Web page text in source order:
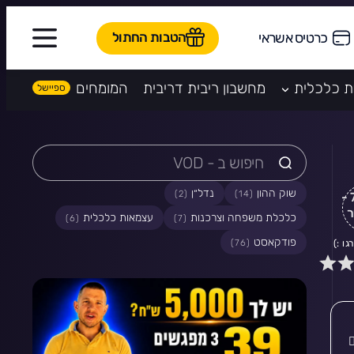
כרטיס אשראי הטבות החתול
כלכלית מחשבון ריבית דריבית המומחים
פרק 79 -
:)
שוק ההון (14) נדל״ן (2)
כלכלת משפחה וצרכנות (7) עצמאות כלכלית (6)
פודקאסט (76)